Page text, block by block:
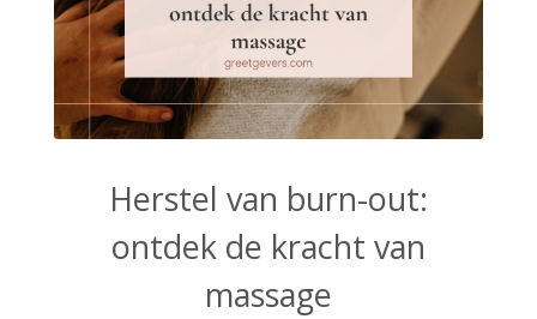
Herstel van burn-out:
ontdek de kracht van
massage